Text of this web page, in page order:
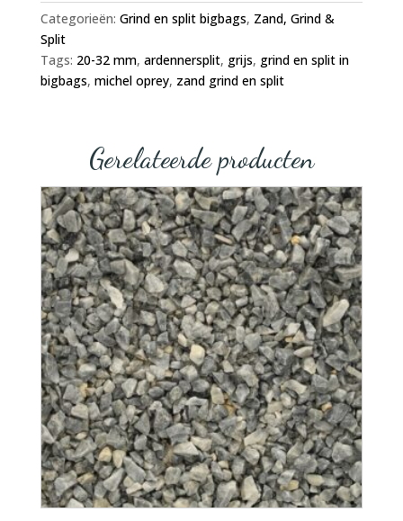
Categorieën: Grind en split bigbags, Zand, Grind &
Split
Tags: 20-32 mm, ardennersplit, grijs, grind en split in
bigbags, michel oprey, zand grind en split
Gerelateerde producten